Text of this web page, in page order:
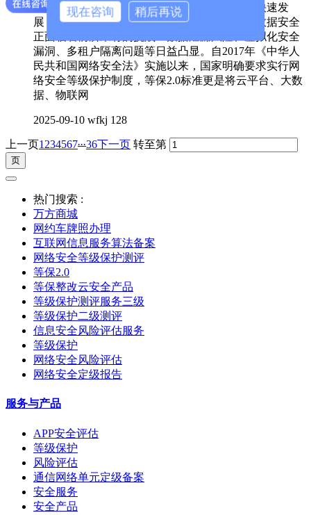
守护数字资产的关键防线。随着云计算技术的快速发
展，企业上云已成为常态，然而，云环境下的数据安全
正面临着前所未有的挑战：数据泄漏风险、虚拟化安全
漏洞、多租户隔离问题等日益凸显。自2017年《中华人
民共和国网络安全法》实施以来，国家明确要求实行网
络安全等级保护制度，等保2.0标准更是将云平台、大数
据、物联网
2025-09-10 wfkj 128
上一页1 234567...36下一页 转至第
热门搜索 :
万方商城
网约车牌照办理
互联网信息服务算法备案
网络安全等级保护测评
等保2.0
等保整改云安全产品
等级保护测评服务三级
等级保护二级测评
信息安全风险评估服务
等级保护
网络安全风险评估
网络安全定级报告
服务与产品
APP安全评估
等级保护
风险评估
通信网络单元定级备案
安全服务
安全产品
现在咨询 稍后再说